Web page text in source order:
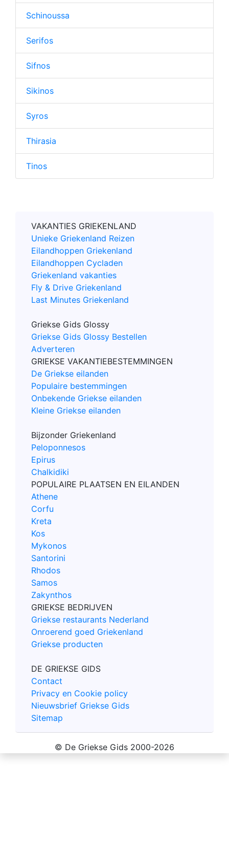
Schinoussa
Serifos
Sifnos
Sikinos
Syros
Thirasia
Tinos
VAKANTIES GRIEKENLAND
Unieke Griekenland Reizen
Eilandhoppen Griekenland
Eilandhoppen Cycladen
Griekenland vakanties
Fly & Drive Griekenland
Last Minutes Griekenland
Griekse Gids Glossy
Griekse Gids Glossy Bestellen
Adverteren
GRIEKSE VAKANTIEBESTEMMINGEN
De Griekse eilanden
Populaire bestemmingen
Onbekende Griekse eilanden
Kleine Griekse eilanden
Bijzonder Griekenland
Peloponnesos
Epirus
Chalkidiki
POPULAIRE PLAATSEN EN EILANDEN
Athene
Corfu
Kreta
Kos
Mykonos
Santorini
Rhodos
Samos
Zakynthos
GRIEKSE BEDRIJVEN
Griekse restaurants Nederland
Onroerend goed Griekenland
Griekse producten
DE GRIEKSE GIDS
Contact
Privacy en Cookie policy
Nieuwsbrief Griekse Gids
Sitemap
© De Griekse Gids 2000-2026